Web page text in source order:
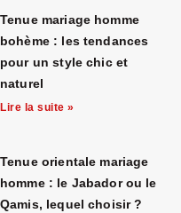
Tenue mariage homme
bohème : les tendances
pour un style chic et
naturel
Lire la suite »
Tenue orientale mariage
homme : le Jabador ou le
Qamis, lequel choisir ?